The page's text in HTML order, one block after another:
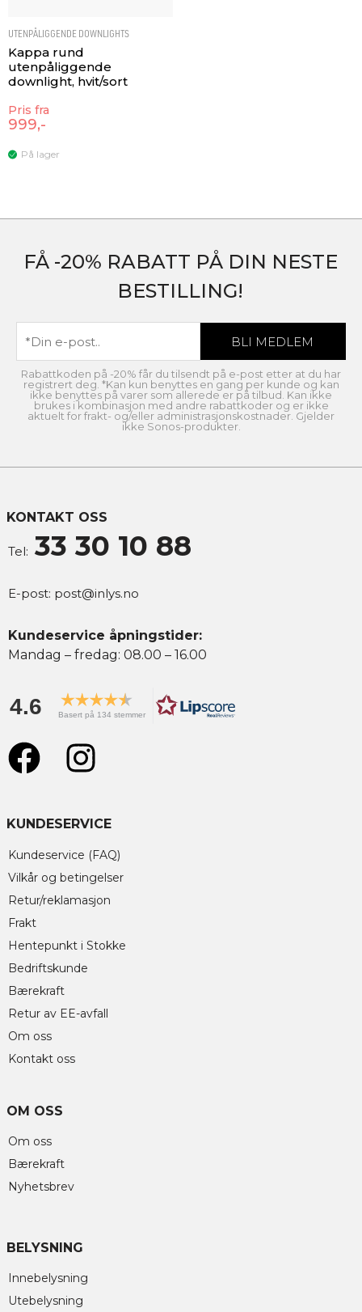
UTENPÅLIGGENDE DOWNLIGHTS
Kappa rund
utenpåliggende
downlight, hvit/sort
Pris fra
999,-
På lager
FÅ -20% RABATT PÅ DIN NESTE
BESTILLING!
Rabattkoden på -20% får du tilsendt på e-post etter at du har
registrert deg. *Kan kun benyttes en gang per kunde og kan
ikke benyttes på varer som allerede er på tilbud. Kan ikke
brukes i kombinasjon med andre rabattkoder og er ikke
aktuelt for frakt- og/eller administrasjonskostnader. Gjelder
ikke Sonos-produkter.
KONTAKT OSS
Tel: 33 30 10 88
E-post: post@inlys.no
Kundeservice åpningstider:
Mandag – fredag: 08.00 – 16.00
4.6 Basert på 134 stemmer
KUNDESERVICE
Kundeservice (FAQ)
Vilkår og betingelser
Retur/reklamasjon
Frakt
Hentepunkt i Stokke
Bedriftskunde
Bærekraft
Retur av EE-avfall
Om oss
Kontakt oss
OM OSS
Om oss
Bærekraft
Nyhetsbrev
BELYSNING
Innebelysning
Utebelysning